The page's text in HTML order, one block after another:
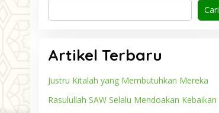
Cari
Artikel Terbaru
Justru Kitalah yang Membutuhkan Mereka
Rasulullah SAW Selalu Mendoakan Kebaikan